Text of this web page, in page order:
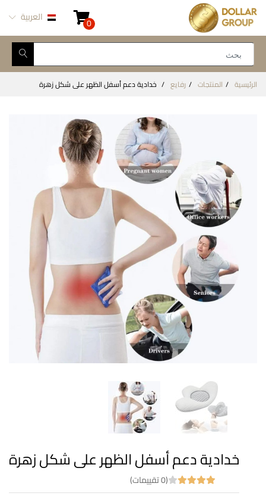
0 العربية
الرئيسية المنتجات رفايع خدادية دعم أسفل الظهر على شكل زهرة
خدادية دعم أسفل الظهر على شكل زهرة
(0 تقييمات)